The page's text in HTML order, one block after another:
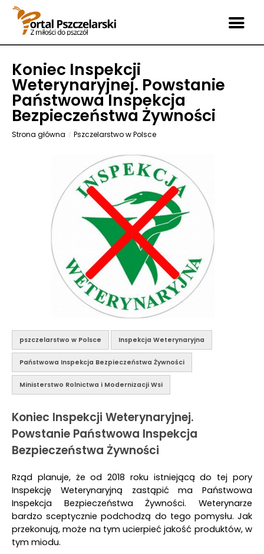
Koniec Inspekcji
Weterynaryjnej. Powstanie
Państwowa Inspekcja
Bezpieczeństwa Żywności
Strona główna Pszczelarstwo w Polsce
pszczelarstwo w Polsce Inspekcja Weterynaryjna
Państwowa Inspekcja Bezpieczeństwa Żywności
Ministerstwo Rolnictwa i Modernizacji Wsi
Koniec Inspekcji Weterynaryjnej.
Powstanie Państwowa Inspekcja
Bezpieczeństwa Żywności
Rząd planuje, że od 2018 roku istniejącą do tej pory
Inspekcję Weterynaryjną zastąpić ma Państwowa
Inspekcja Bezpieczeństwa Żywności. Weterynarze
bardzo sceptycznie podchodzą do tego pomysłu. Jak
przekonują, może na tym ucierpieć jakość produktów, w
tym miodu.